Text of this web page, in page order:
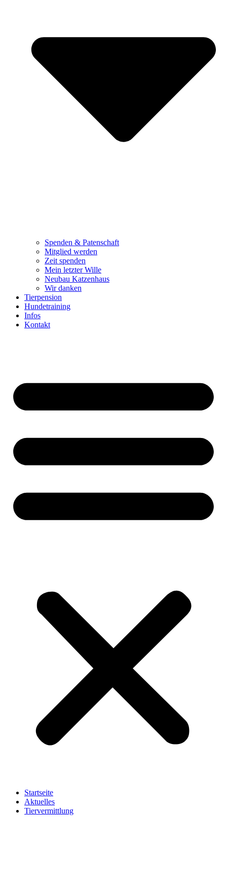
Spenden & Patenschaft
Mitglied werden
Zeit spenden
Mein letzter Wille
Neubau Katzenhaus
Wir danken
Tierpension
Hundetraining
Infos
Kontakt
Startseite
Aktuelles
Tiervermittlung